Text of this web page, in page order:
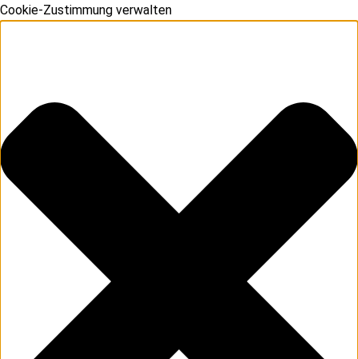
Cookie-Zustimmung verwalten